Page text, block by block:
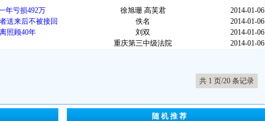
年亏损492万 徐旭珊 高芙君
2014-01-06
送来后不被接回 佚名
2014-01-06
照顾40年 刘双
2014-01-06
重庆第三中级法院 2014-01-06
共 1 页/20 条记录
随 机 推 荐